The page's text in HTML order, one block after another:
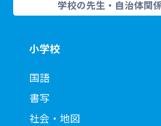
学校の先生・自治体関
小学校
国語
書写
社会・地図